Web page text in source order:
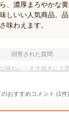
、濃厚まろやかな
しいい人気商品。
味わえます。
回答された質問
味わい！すき焼きに人
のおすすめコメント (1件)